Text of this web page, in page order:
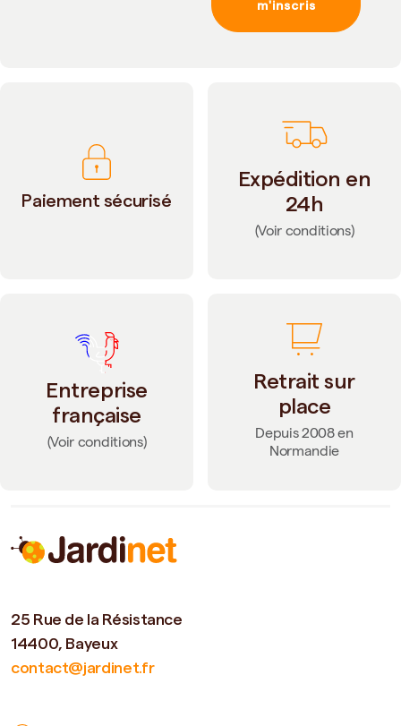
m'inscris
Paiement sécurisé
Expédition en
24h
(Voir conditions)
Entreprise
française
(Voir conditions)
Retrait sur
place
Depuis 2008 en
Normandie
25 Rue de la Résistance
14400, Bayeux
contact@jardinet.fr